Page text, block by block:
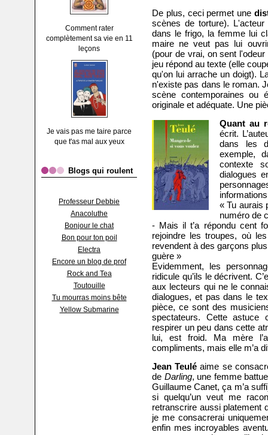
Comment rater
complètement sa vie en 11
leçons
Je vais pas me taire parce
que t'as mal aux yeux
Blogs qui roulent
Professeur Debbie
Anacoluthe
Bonjour le chat
Bon pour ton poil
Electra
Encore un blog de prof
Rock and Tea
Toutouille
Tu mourras moins bête
Yellow Submarine
De plus, ceci permet une
scènes de torture).
dans le frigo, la femme lui
maire ne veut pas lui
(pour de vrai, on sent
jeu répond au texte (elle
qu'on lui arrache un doigt).
n'existe pas dans le roman.
scène contemporaines ou
originale et adéquate. Une
Quant au
écrit.
dans les
exemple,
contexte
dialogues
« Tu aurais
numéro de
- Mais il t’a répondu cent
rejoindre les troupes, où
revendent à des garçons
guère »
Evidemment, les
ridicule qu’ils le décrivent.
aux lecteurs qui ne le
dialogues, et pas dans le
pièce, ce sont des
spectateurs. Cette astuce
respirer un peu dans cette
lui, est froid. Ma mère
compliments, mais elle m’a
Jean Teulé aime se
de Darling, une femme
Guillaume Canet, ça m’a
si quelqu’un veut me
retranscrire aussi platement
je me consacrerai
enfin mes incroyables